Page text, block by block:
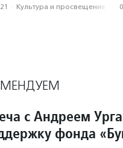
· Культура и просвещение
с Андреем
фонда